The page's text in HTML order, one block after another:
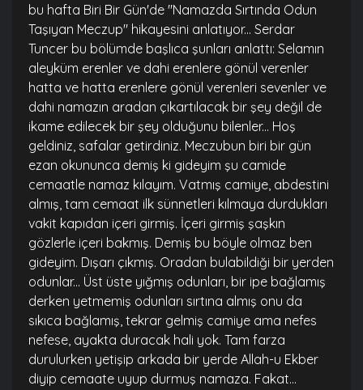
bu hafta Biri Bir Gün'de "Namazda Sırtında Odun
Taşıyan Meczup" hikayesini anlatıyor... Serdar
Tuncer bu bölümde başlıca şunları anlattı: Selamın
aleyküm erenler ve dahi erenlere gönül verenler
hatta ve hatta erenlere gönül verenleri sevenler ve
dahi namazın aradan çıkartılacak bir şey değil de
ikame edilecek bir şey olduğunu bilenler... Hoş
geldiniz, safalar getirdiniz. Meczubun biri bir gün
ezan okununca demiş ki gideyim şu camide
cemaatle namaz kılayım. Vatmış camiye, abdestini
almış, tam cemaat ilk sünnetleri kılmaya durdukları
vakit kapıdan içeri girmiş. İçeri girmiş şaşkın
gözlerle içeri bakmış. Demiş bu böyle olmaz ben
gideyim. Dışarı çıkmış. Oradan bulabildiği bir yerden
odunlar... Üst üste yığmış odunları, bir ipe bağlamış
derken yetmemiş odunları sırtına almış onu da
sıkıca bağlamış, tekrar gelmiş camiye ama nefes
nefese, ayakta duracak hali yok. Tam farza
durulurken yetişip arkada bir yerde Allah-u Ekber
diyip cemaate uyup durmuş namaza. Fakat...